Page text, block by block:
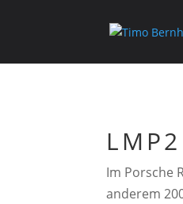
Im Porsche
anderem